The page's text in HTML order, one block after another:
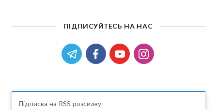
ПІДПИСУЙТЕСЬ НА НАС
Підписка на RSS розсилку